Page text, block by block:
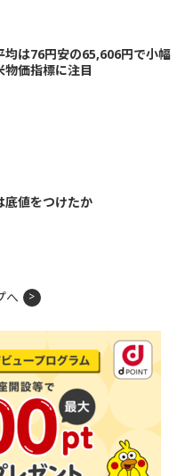
均は76円安の65,606円で小幅
価指標に注目
底値をつけたか
へ